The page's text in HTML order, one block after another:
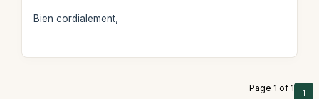
Bien cordialement,
Page 1 of 1 1